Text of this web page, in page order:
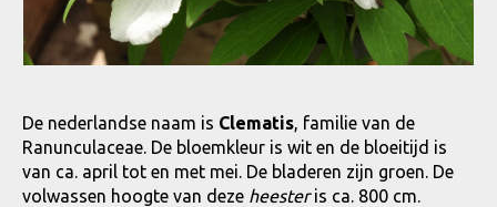
De nederlandse naam is Clematis, familie van de
Ranunculaceae. De bloemkleur is wit en de bloeitijd is
van ca. april tot en met mei. De bladeren zijn groen. De
volwassen hoogte van deze heesteris ca. 800 cm.